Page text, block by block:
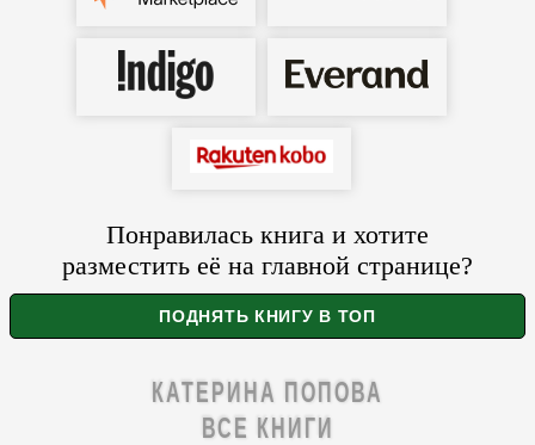
Понравилась книга и хотите
разместить её на главной странице?
КАТЕРИНА ПОПОВА
ВСЕ КНИГИ